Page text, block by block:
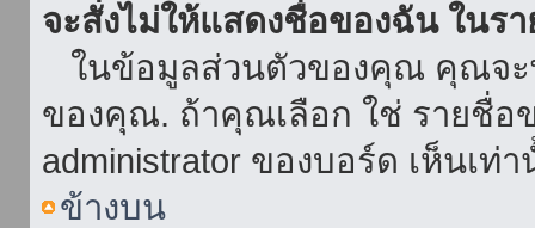
จะสั่งไม่ให้แสดงชื่อของฉัน ในร
ในข้อมูลส่วนตัวของคุณ คุณจะ
ของคุณ. ถ้าคุณเลือก ใช่ รายชื่
administrator ของบอร์ด เห็นเ
ข้างบน